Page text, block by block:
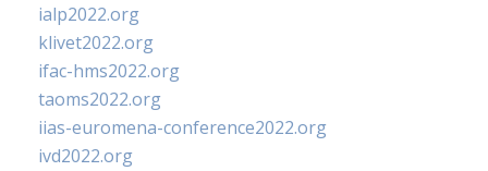
ialp2022.org
klivet2022.org
ifac-hms2022.org
taoms2022.org
iias-euromena-conference2022.org
ivd2022.org